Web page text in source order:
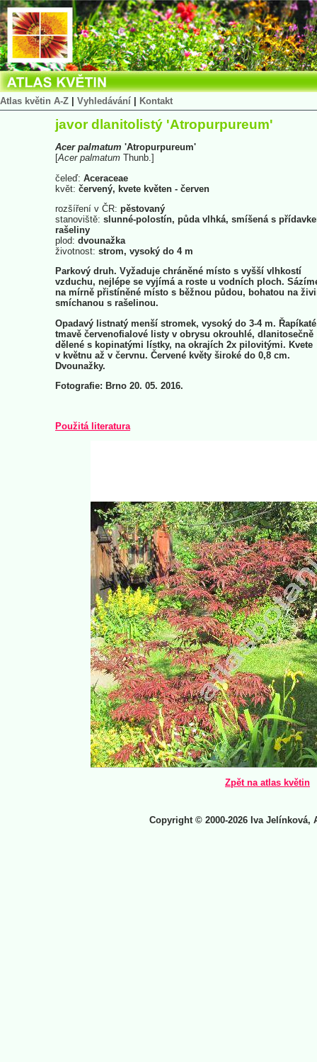
Atlas květin A-Z Vyhledávání Kontakt
javor dlanitolistý 'Atropurpureum'
Acer palmatum 'Atropurpureum'
[Acer palmatum Thunb.]
čeleď: Aceraceae
květ: červený, kvete květen - červen
rozšíření v ČR: pěstovaný
stanoviště: slunné-polostín, půda vlhká, smíšená s
rašeliny
plod: dvounažka
životnost: strom, vysoký do 4 m
Parkový druh. Vyžaduje chráněné místo s vyšší vlhkostí
vzduchu, nejlépe se vyjímá a roste u vodních ploch.
na mírně přistíněné místo s běžnou půdou, bohatou na
smíchanou s rašelinou.
Opadavý listnatý menší stromek, vysoký do 3-4 m.
tmavě červenofialové listy v obrysu okrouhlé, dlanitosečně
dělené s kopinatými lístky, na okrajích 2x pilovitými. Kvete
v květnu až v červnu. Červené květy široké do 0,8 cm.
Dvounažky.
Fotografie: Brno 20. 05. 2016.
Použitá literatura
Zpět na atlas květin
Copyright © 2000-2026 Iva Jelínková,